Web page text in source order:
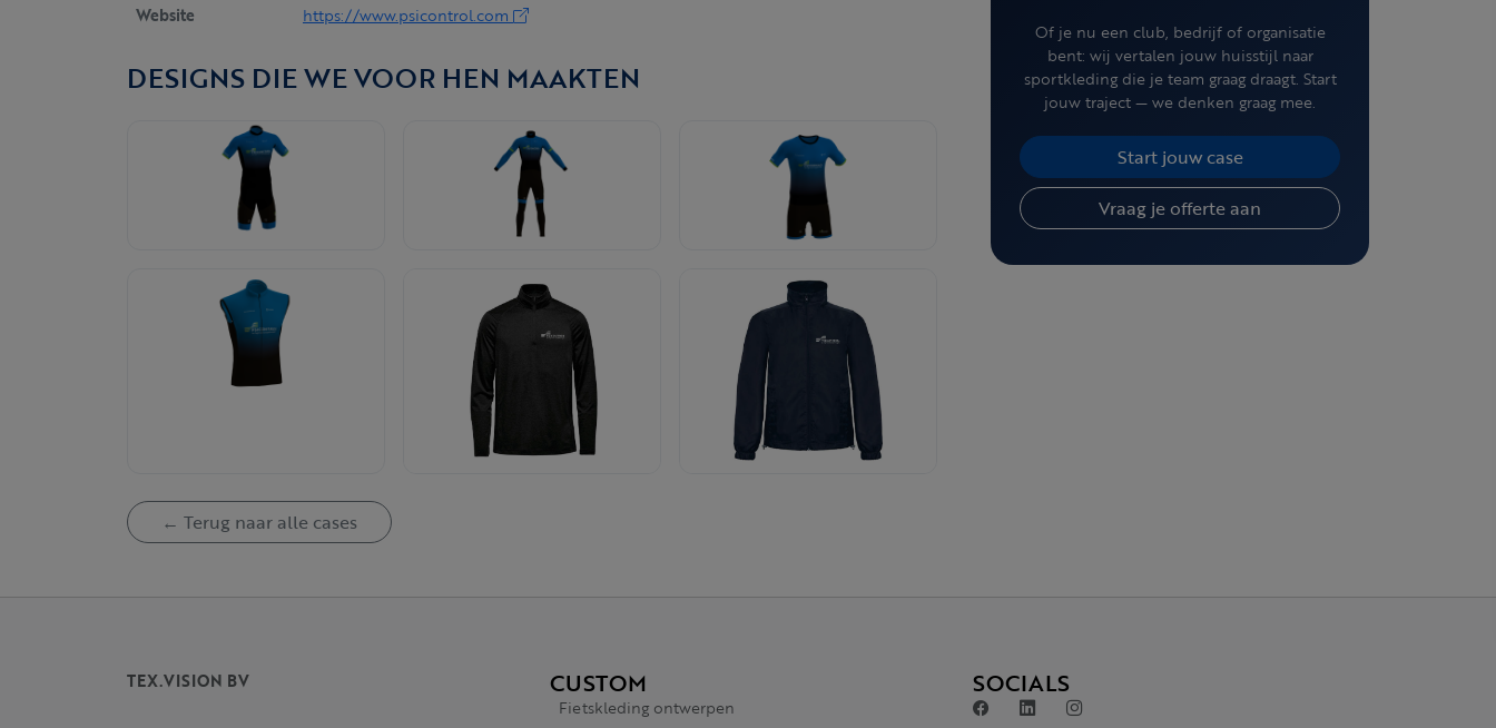
Website
https://www.psicontrol.com
DESIGNS DIE WE VOOR HEN MAAKTEN
← Terug naar alle cases
Of je nu een club, bedrijf of organisatie
bent: wij vertalen jouw huisstijl naar
sportkleding die je team graag draagt. Start
jouw traject — we denken graag mee.
Start jouw case
Vraag je offerte aan
TEX.VISION BV CUSTOM
Fietskleding ontwerpen
SOCIALS